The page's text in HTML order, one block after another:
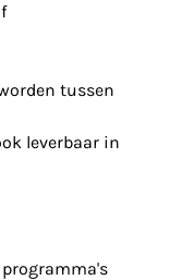
tussen
leverbaar in